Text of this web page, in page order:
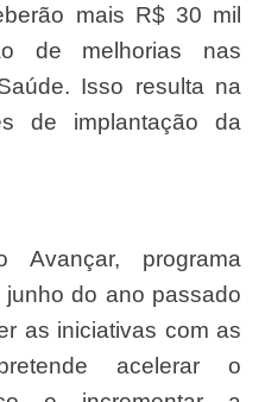
mais R$ 30 mil
de melhorias nas
Isso resulta na
de implantação da
do ano passado
as iniciativas com as
acelerar o